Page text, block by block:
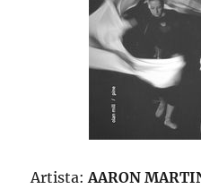
Artista:AARON